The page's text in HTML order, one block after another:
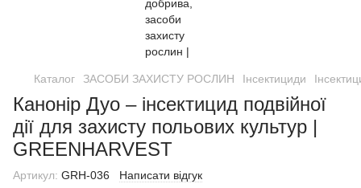
Каталог ЗАСОБИ ЗАХИСТУ РОСЛИН Інсектициди
Канонір Дуо – інсектицид подвійної
дії для захисту польових культур |
GREENHARVEST
Артикул: GRH-036 Написати відгук